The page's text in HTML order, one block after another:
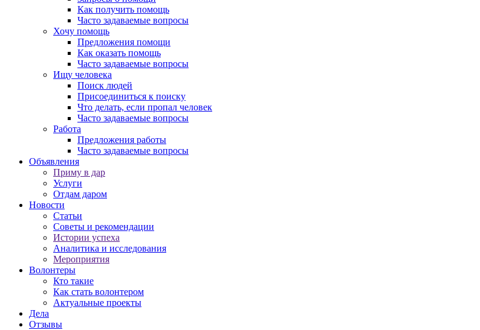
Как получить помощь
Часто задаваемые вопросы
Хочу помощь
Предложения помощи
Как оказать помощь
Часто задаваемые вопросы
Ищу человека
Поиск людей
Присоединиться к поиску
Что делать, если пропал человек
Часто задаваемые вопросы
Работа
Предложения работы
Часто задаваемые вопросы
Объявления
Приму в дар
Услуги
Отдам даром
Новости
Статьи
Советы и рекомендации
Истории успеха
Аналитика и исследования
Мероприятия
Волонтеры
Кто такие
Как стать волонтером
Актуальные проекты
Дела
Отзывы